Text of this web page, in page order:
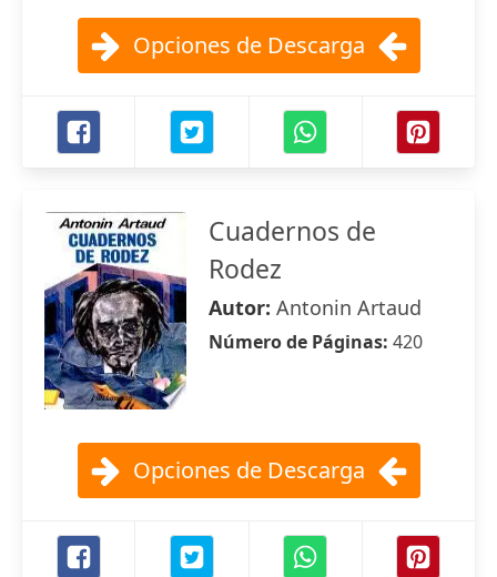
Opciones de Descarga
Cuadernos de
Rodez
Autor: Antonin Artaud
Número de Páginas: 420
Opciones de Descarga